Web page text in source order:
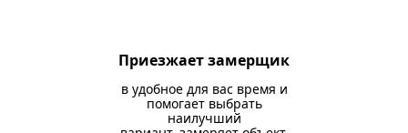
Приезжает замерщик
в удобное для вас время и
помогает выбрать
наилучший